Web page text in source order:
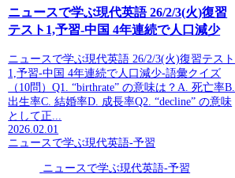
ニュースで学ぶ現代英語 26/2/3(火)復習
テスト1,予習-中国 4年連続で人口減少
ニュースで学ぶ現代英語 26/2/3(火)復習テスト
1,予習-中国 4年連続で人口減少-語彙クイズ
（10問）Q1. “birthrate” の意味は？A. 死亡率B.
出生率C. 結婚率D. 成長率Q2. “decline” の意味
として正...
2026.02.01
ニュースで学ぶ現代英語-予習
ニュースで学ぶ現代英語-予習